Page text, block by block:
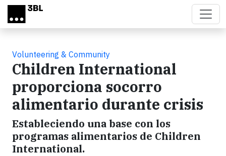
Skip to main content
Volunteering & Community
Children International
proporciona socorro
alimentario durante crisis
Estableciendo una base con los
programas alimentarios de Children
International.